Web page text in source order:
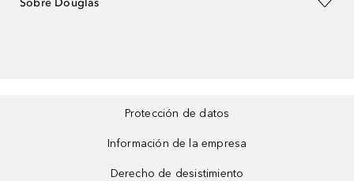
Sobre Douglas
Protección de datos
Información de la empresa
Derecho de desistimiento